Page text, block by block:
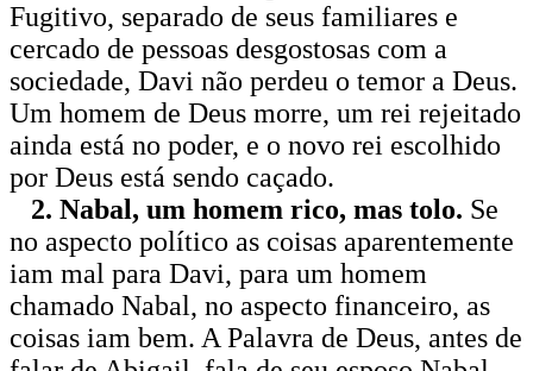
Fugitivo, separado de seus familiares e
cercado de pessoas desgostosas com a
sociedade, Davi não perdeu o temor a Deus.
Um homem de Deus morre, um rei rejeitado
ainda está no poder, e o novo rei escolhido
por Deus está sendo caçado.
2. Nabal, um homem rico, mas tolo. Se
no aspecto político as coisas aparentemente
iam mal para Davi, para um homem
chamado Nabal, no aspecto financeiro, as
coisas iam bem. A Palavra de Deus, antes de